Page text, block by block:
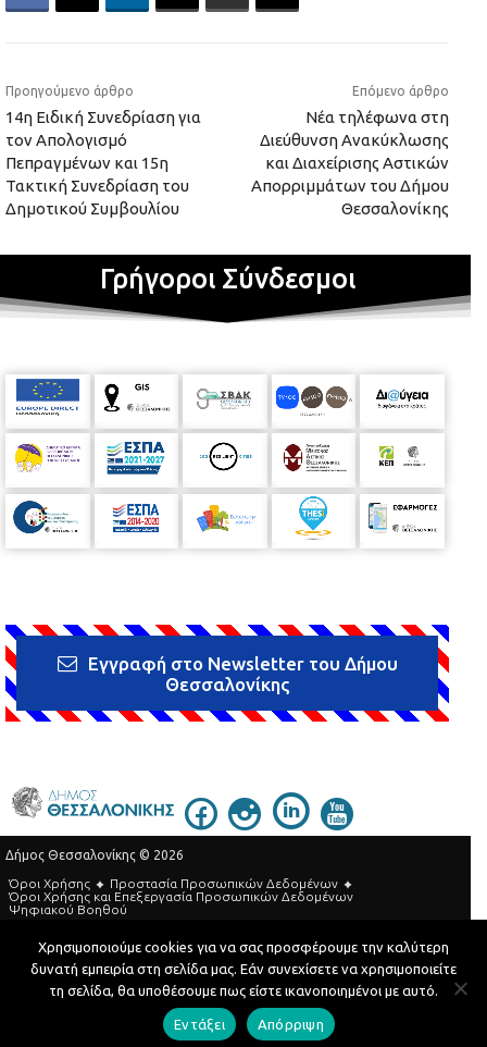
Προηγούμενο άρθρο
14η Ειδική Συνεδρίαση για
τον Απολογισμό
Πεπραγμένων και 15η
Τακτική Συνεδρίαση του
Δημοτικού Συμβουλίου
Επόμενο άρθρο
Νέα τηλέφωνα στη
Διεύθυνση Ανακύκλωσης
και Διαχείρισης Αστικών
Απορριμμάτων του Δήμου
Θεσσαλονίκης
Γρήγοροι Σύνδεσμοι
Εγγραφή στο Newsletter του Δήμου
Θεσσαλονίκης
Δήμος Θεσσαλονίκης © 2026
Όροι Χρήσης
Προστασία Προσωπικών Δεδομένων
Όροι Xρήσης και Eπεξεργασία Προσωπικών Δεδομένων
Ψηφιακού Βοηθού
Τηλεφωνικός Κατάλογος
Developed by MyCompany Projects
Χρησιμοποιούμε cookies για να σας προσφέρουμε την καλύτερη
δυνατή εμπειρία στη σελίδα μας. Εάν συνεχίσετε να χρησιμοποιείτε
τη σελίδα, θα υποθέσουμε πως είστε ικανοποιημένοι με αυτό.
Εντάξει Απόρριψη